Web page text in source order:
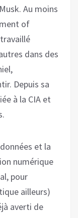
Au moins
of
dans des
Depuis sa
à la CIA et
et la
numérique
pour
ailleurs)
averti de